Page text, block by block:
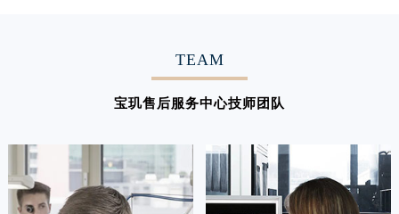
TEAM
宝玑售后服务中心技师团队